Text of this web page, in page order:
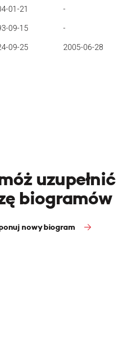
01-21 -
09-15 -
09-25 2005-06-28
uzupełnić
biogramów
nowy biogram